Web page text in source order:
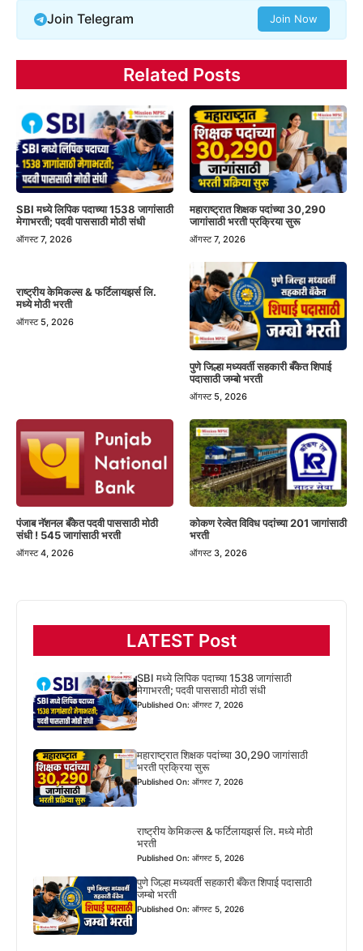
Join Telegram Join Now
Related Posts
SBI मध्ये लिपिक पदाच्या 1538 जागांसाठी
मेगाभरती; पदवी पाससाठी मोठी संधी
ऑगस्ट 7, 2026
महाराष्ट्रात शिक्षक पदांच्या 30,290
जागांसाठी भरती प्रक्रिया सुरू
ऑगस्ट 7, 2026
राष्ट्रीय केमिकल्स & फर्टिलायझर्स लि.
मध्ये मोठी भरती
ऑगस्ट 5, 2026
पुणे जिल्हा मध्यवर्ती सहकारी बँकेत शिपाई
पदासाठी जम्बो भरती
ऑगस्ट 5, 2026
पंजाब नॅशनल बँकेत पदवी पाससाठी मोठी
संधी ! 545 जागांसाठी भरती
ऑगस्ट 4, 2026
कोकण रेल्वेत विविध पदांच्या 201 जागांसाठी
भरती
ऑगस्ट 3, 2026
LATEST Post
SBI मध्ये लिपिक पदाच्या 1538 जागांसाठी
मेगाभरती; पदवी पाससाठी मोठी संधी
Published On: ऑगस्ट 7, 2026
महाराष्ट्रात शिक्षक पदांच्या 30,290 जागांसाठी
भरती प्रक्रिया सुरू
Published On: ऑगस्ट 7, 2026
राष्ट्रीय केमिकल्स & फर्टिलायझर्स लि. मध्ये मोठी
भरती
Published On: ऑगस्ट 5, 2026
पुणे जिल्हा मध्यवर्ती सहकारी बँकेत शिपाई पदासाठी
जम्बो भरती
Published On: ऑगस्ट 5, 2026